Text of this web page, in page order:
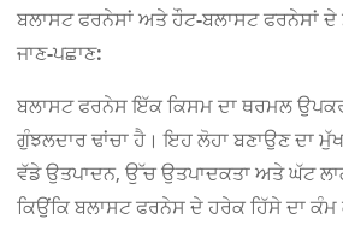
ਬਲਾਸਟ ਫਰਨੇਸਾਂ ਅਤੇ ਹੌਟ-ਬਲਾਸਟ ਫਰਨੇਸਾਂ
ਜਾਣ-ਪਛਾਣ:
ਬਲਾਸਟ ਫਰਨੇਸ ਇੱਕ ਕਿਸਮ ਦਾ ਥਰਮਲ
ਗੁੰਝਲਦਾਰ ਢਾਂਚਾ ਹੈ। ਇਹ ਲੋਹਾ ਬਣਾਉਣ ਦਾ
ਵੱਡੇ ਉਤਪਾਦਨ, ਉੱਚ ਉਤਪਾਦਕਤਾ ਅਤੇ ਘੱਟ
ਕਿਉਂਕਿ ਬਲਾਸਟ ਫਰਨੇਸ ਦੇ ਹਰੇਕ ਹਿੱਸੇ ਦਾ ਕੰਮ